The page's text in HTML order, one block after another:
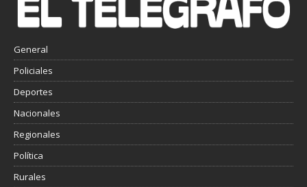
General
Policiales
Deportes
Nacionales
Regionales
Política
Rurales